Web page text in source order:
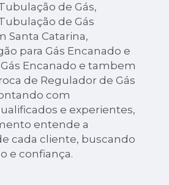
de Gás,
de Gás
Santa Catarina,
para Gás Encanado e
Encanado e tambem
de Regulador de Gás
com
e experientes,
entende a
cada cliente, buscando
e confiança.